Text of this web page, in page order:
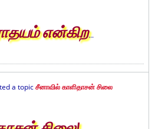
என்கிற...
a topicசீனாவில் காளிதாசன் சிலை